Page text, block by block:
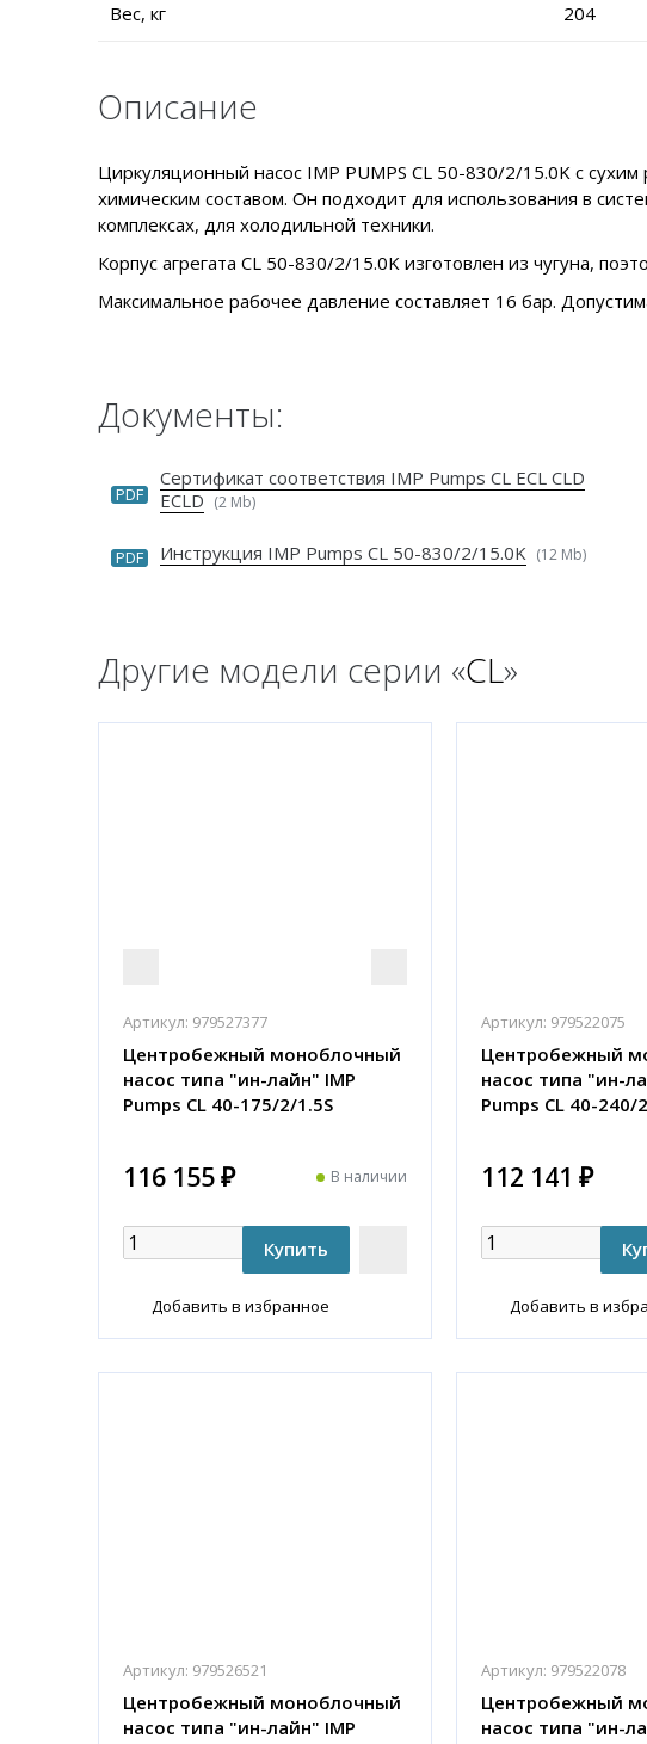
Вес, кг 204
Описание
Циркуляционный насос IMP PUMPS CL 50-830/2/15.0K с
химическим составом. Он подходит для использования в
комплексах, для холодильной техники.
Корпус агрегата CL 50-830/2/15.0K изготовлен из чугуна,
Максимальное рабочее давление составляет 16 бар.
Документы:
PDF
Сертификат соответствия IMP Pumps CL ECL CLD
ECLD (2 Mb)
PDF Инструкция IMP Pumps CL 50-830/2/15.0K (12 Mb)
Другие модели серии «CL»
Артикул: 979527377
Центробежный моноблочный
насос типа "ин-лайн" IMP
Pumps CL 40-175/2/1.5S
116 155 ₽ В наличии
Добавить в избранное
Артикул: 979522075
Центробежный
насос типа "ин-
Pumps CL 40-240/
112 141 ₽
Добавить в
Артикул: 979526521
Центробежный моноблочный
насос типа "ин-лайн" IMP
Артикул: 979522078
Центробежный
насос типа "ин-